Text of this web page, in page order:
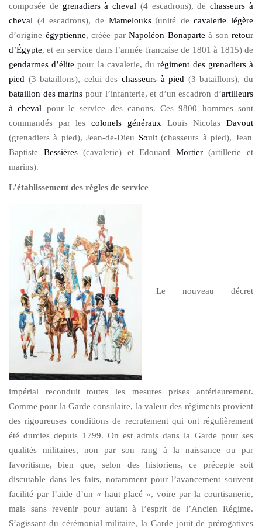
composée de grenadiers à cheval (4 escadrons), dechasseurs à
cheval (4 escadrons), de Mamelouks(unité decavalerie légère
d’origine égyptienne, créée par Napoléon Bonaparte à son retour
d’Égypte, et en service dans l’armée française de 1801 à 1815) de
gendarmes d’élite pour la cavalerie, durégiment des grenadiers à
pied (3 bataillons), celui des chasseurs à pied (3 bataillons), du
bataillon des marins pour l’infanterie, et d’un escadron d’artilleurs
à cheval pour le service des canons. Ces 9800 hommes sont
commandés par lescolonels généraux Louis NicolasDavout
(grenadiers à pied), Jean-de-Dieu Soult(chasseurs à pied), Jean
Baptiste Bessières(cavalerie) et Edouard Mortier(artillerie et
marins).
L’établissement des règles de service
Le nouveau décret
impérial reconduit toutes les mesures prises antérieurement.
Comme pour la Garde consulaire, la valeur des régiments provient
des rigoureuses conditions de recrutement qui ont régulièrement
été durcies depuis 1799. On est admis dans la Garde pour ses
qualités militaires, non par son rang à la naissance ou par
favoritisme, bien que, selon des historiens, ce précepte soit
discutable dans les faits, notamment pour l’avancement souvent
facilité par l’aide d’un « haut placé », voire par la courtisanerie,
mais sans revenir pour autant à l’esprit de l’Ancien Régime.
S’agissant du cérémonial militaire, la Garde jouit de prérogatives